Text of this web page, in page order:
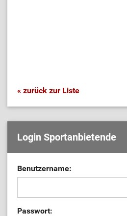
« zurück zur Liste
Login Sportanbietende
Benutzername:
Passwort: